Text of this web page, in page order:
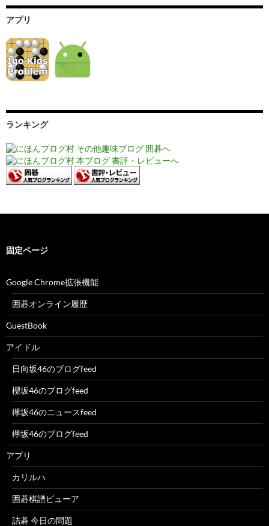
アプリ
ランキング
固定ページ
Google Chrome拡張機能
囲碁オンライン履歴
GuestBook
アイドル
日向坂46のブログfeed
櫻坂46のブログfeed
欅坂46のニュースfeed
欅坂46のブログfeed
アプリ
カリルハ
囲碁棋譜ビューア
詰碁 今日の問題